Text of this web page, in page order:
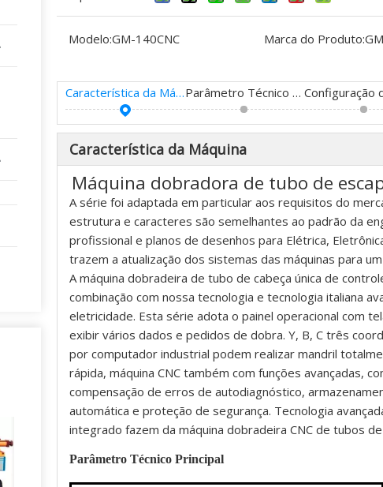
Modelo:GM-140CNC Marca do Produto:
Característica da Máquina Parâmetro Técnico Principal
Característica da Máquina
Máquina dobradora de tubo de
A série foi adaptada em particular aos requisitos do
estrutura e caracteres são semelhantes ao padrão da
profissional e planos de desenhos para Elétrica,
trazem a atualização dos sistemas das máquinas para
A máquina dobradeira de tubo de cabeça única de
combinação com nossa tecnologia e tecnologia italiana
eletricidade. Esta série adota o painel operacional com
exibir vários dados e pedidos de dobra. Y, B, C três
por computador industrial podem realizar mandril
rápida, máquina CNC também com funções avançadas,
compensação de erros de autodiagnóstico,
automática e proteção de segurança. Tecnologia
integrado fazem da máquina dobradeira CNC de tubos
Parâmetro Técnico Principal